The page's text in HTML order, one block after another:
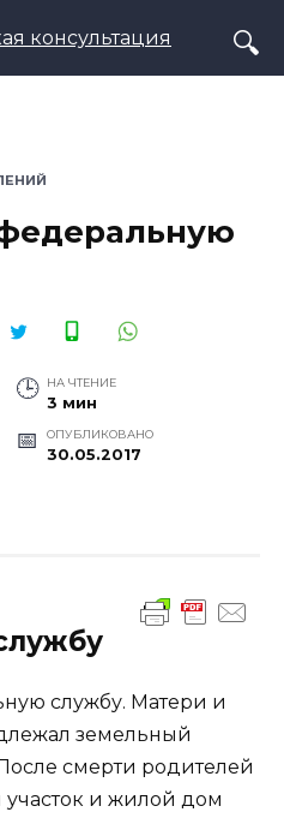
НА ЧТЕНИЕ
3 мин
ОПУБЛИКОВАНО
30.05.2017
службу. Матери и
земельный
смерти родителей
и жилой дом